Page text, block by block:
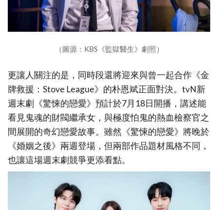
（圖源：KBS《監獄醫生》劇照）
更讓人關注的是，同時段還將迎來與曾一起合作《金
牌救援：Stove League》的朴恩斌正面對決。tvN新
週末劇《驚悚的戀愛》預計於7月18日開播，講述能
看見鬼魂的財閥繼承女，與極度怕鬼的熱血檢察官之
間展開的奇幻戀愛故事。雖然《驚悚的戀愛》將晚於
《婚姻之後》兩週登場，但兩部作品題材風格不同，
也讓這場週末劇競爭更添看點。